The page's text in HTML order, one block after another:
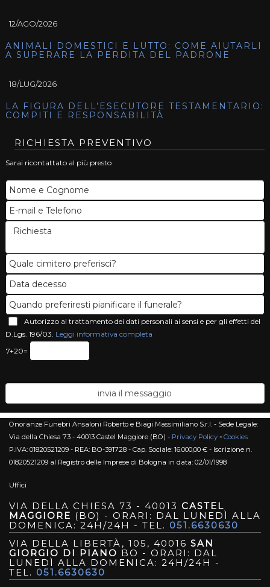
12/AGO/2026
ANIMALI DOMESTICI E LUTTO: COME AIUTARLI
A SUPERARE LA PERDITA DEL PADRONE
18/LUG/2026
LA FIGURA DELL’ESECUTORE TESTAMENTARIO:
COMPITI E RESPONSABILITÀ
RICHIESTA PREVENTIVO
Sarai ricontattato al più presto
Autorizzo al trattamento dei dati personali ai sensi e per gli effetti del
D.Lgs. 196/03. Leggi informativa completa
7+20=
Onoranze Funebri Ansaloni Roberto e Biagi Massimiliano S.r.l. - Sede Legale:
Via della Chiesa 73 - 40013 Castel Maggiore (BO) - Privacy Policy- Cookies
P.IVA: 01820521209 - REA: BO-391728 - Cap. Sociale: 16.000,00 € - Iscrizione n.
01820521209 al Registro delle Imprese di Bologna in data: 02/01/1998
Uffici
VIA DELLA CHIESA 73 - 40013 CASTEL
MAGGIORE (BO) - ORARI: DAL LUNEDÌ ALLA
DOMENICA: 24H/24H - TEL. 051.6630630
VIA DELLA LIBERTÀ, 105, 40016 SAN
GIORGIO DI PIANO BO - ORARI: DAL
LUNEDÌ ALLA DOMENICA: 24H/24H -
TEL. 051.6630630